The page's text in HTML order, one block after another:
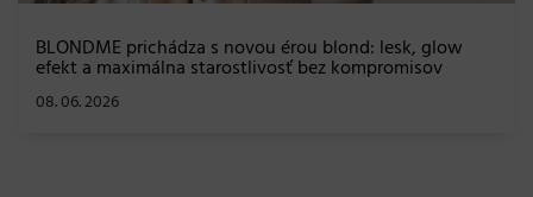
BLONDME prichádza s novou érou blond: lesk, glow
efekt a maximálna starostlivosť bez kompromisov
08. 06. 2026